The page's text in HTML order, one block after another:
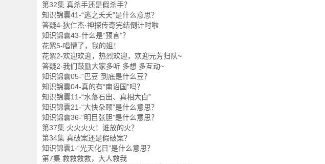
第32集 真杀手还是假杀手？
知识锦囊41-“逃之夭夭”是什么意思？
答疑4-狄仁杰·神探传奇完结倒计时啦
知识锦囊43-什么是“预言”？
花絮5-唱懵了，我的姐！
花絮2-欢迎欢迎，热烈欢迎，欢迎元芳归队~
答疑2-我们鼓励大家多听 多想 多互动~
知识锦囊05-“巴豆”到底是什么豆？
知识锦囊04-真的有“南诏国”吗？
知识锦囊11-“水落石出、真相大白”
知识锦囊21-“大快朵颐”是什么意思？
知识锦囊36-“明目张胆”是什么意思？
第37集 火火火火！谁放的火？
第34集 真破案还是假破案？
知识锦囊1-“光天化日”是什么意思？
第7集 救救救救，大人救我